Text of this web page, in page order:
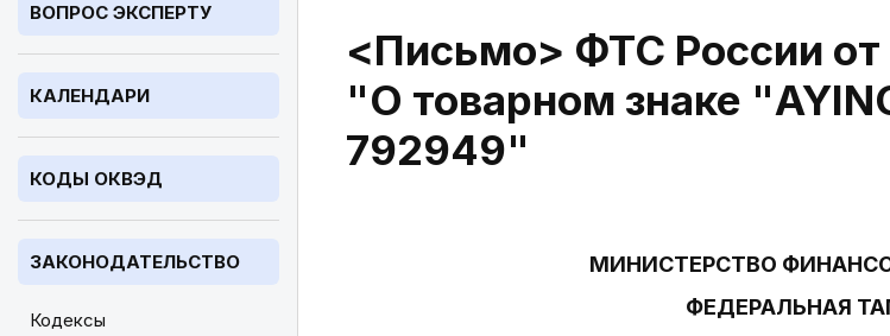
ВОПРОС ЭКСПЕРТУ
КАЛЕНДАРИ
КОДЫ ОКВЭД
ЗАКОНОДАТЕЛЬСТВО
Кодексы
<Письмо> ФТС России
"О товарном знаке
792949"
МИНИСТЕРСТВО
ФЕДЕРАЛЬНАЯ